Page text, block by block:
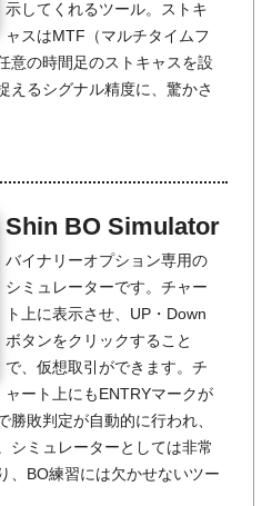
示してくれるツール。ストキ
ャスはMTF（マルチタイムフ
意の時間足のストキャスを設
えるシグナル精度に、驚かさ
Shin BO Simulator
バイナリーオプション専用の
シミュレーターです。チャー
ト上に表示させ、UP・Down
ボタンをクリックすること
で、仮想取引ができます。チ
ャート上にもENTRYマークが
勝敗判定が自動的に行われ、
シミュレーターとしては非常
、BO練習には欠かせないツー